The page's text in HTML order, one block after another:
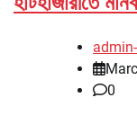
0